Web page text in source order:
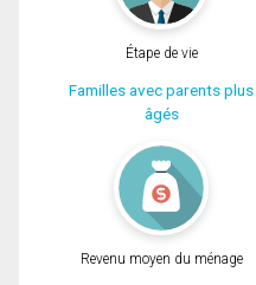
Étape de vie
Familles avec parents plus
âgés
Revenu moyen du ménage